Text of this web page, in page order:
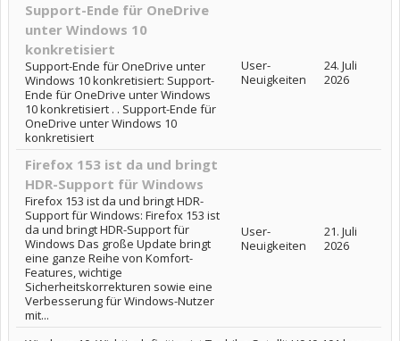
Support-Ende für OneDrive
unter Windows 10
konkretisiert
Support-Ende für OneDrive unter
Windows 10 konkretisiert: Support-
Ende für OneDrive unter Windows
10 konkretisiert . . Support-Ende für
OneDrive unter Windows 10
konkretisiert
User-
Neuigkeiten
24. Juli
2026
Firefox 153 ist da und bringt
HDR-Support für Windows
Firefox 153 ist da und bringt HDR-
Support für Windows: Firefox 153 ist
da und bringt HDR-Support für
Windows Das große Update bringt
eine ganze Reihe von Komfort-
Features, wichtige
Sicherheitskorrekturen sowie eine
Verbesserung für Windows-Nutzer
mit...
User-
Neuigkeiten
21. Juli
2026